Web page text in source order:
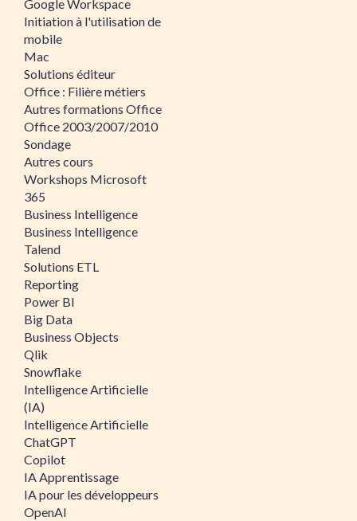
Google Workspace
Initiation à l'utilisation de
mobile
Mac
Solutions éditeur
Office : Filière métiers
Autres formations Office
Office 2003/2007/2010
Sondage
Autres cours
Workshops Microsoft
365
Business Intelligence
Business Intelligence
Talend
Solutions ETL
Reporting
Power BI
Big Data
Business Objects
Qlik
Snowflake
Intelligence Artificielle
(IA)
Intelligence Artificielle
ChatGPT
Copilot
IA Apprentissage
IA pour les développeurs
OpenAI